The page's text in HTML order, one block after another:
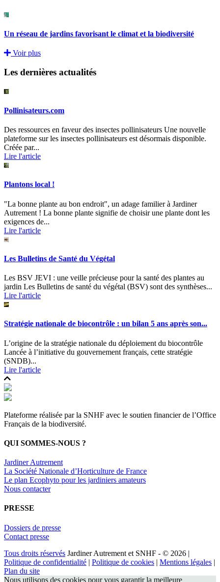
Un réseau de jardins favorisant le climat et la biodiversité
Voir plus
Les dernières actualités
Pollinisateurs.com
Des ressources en faveur des insectes pollinisateurs Une nouvelle
plateforme sur les insectes pollinisateurs est désormais disponible.
Créée par...
Lire l'article
Plantons local !
"La bonne plante au bon endroit", un adage familier à Jardiner
Autrement ! La bonne plante signifie de choisir une plante dont les
exigences de...
Lire l'article
Les Bulletins de Santé du Végétal
Les BSV JEVI : une veille précieuse pour la santé des plantes au
jardin Les Bulletins de santé du végétal (BSV) sont des synthèses...
Lire l'article
Stratégie nationale de biocontrôle : un bilan 5 ans après son...
L’origine de la stratégie nationale du déploiement du biocontrôle
Lancée à l’initiative du gouvernement français, cette stratégie
(SNDB)...
Lire l'article
Plateforme réalisée par la SNHF avec le soutien financier de l’Office
Français de la biodiversité.
QUI SOMMES-NOUS ?
Jardiner Autrement
La Société Nationale d’Horticulture de France
Le plan Ecophyto pour les jardiniers amateurs
Nous contacter
PRESSE
Dossiers de presse
Contact presse
Tous droits réservés Jardiner Autrement et SNHF - © 2026 |
Politique de confidentialité | Politique de cookies | Mentions légales |
Plan du site
Nous utilisons des cookies pour vous garantir la meilleure